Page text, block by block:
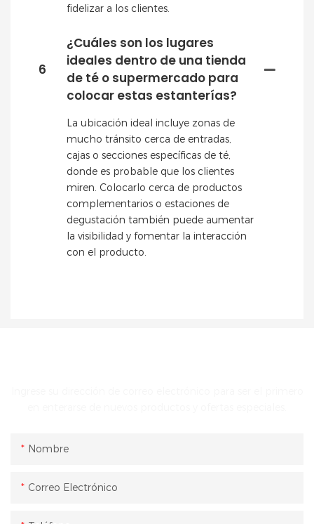
fidelizar a los clientes.
6
¿Cuáles son los lugares
ideales dentro de una tienda
de té o supermercado para
colocar estas estanterías?
La ubicación ideal incluye zonas de
mucho tránsito cerca de entradas,
cajas o secciones específicas de té,
donde es probable que los clientes
miren. Colocarlo cerca de productos
complementarios o estaciones de
degustación también puede aumentar
la visibilidad y fomentar la interacción
con el producto.
Nombre
Correo Electrónico